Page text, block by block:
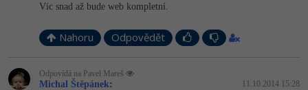
Víc snad až bude web kompletní.
Nahoru Odpovědět
Odpovídá na Pavel Mareš
Michal Štěpánek: 11.10.2014 15:28